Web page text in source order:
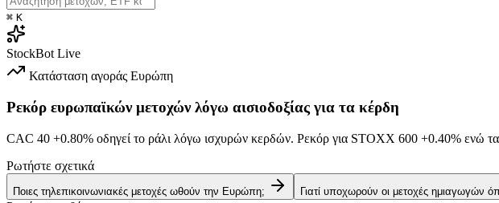
⌘ K
StockBot Live
Κατάσταση αγοράς Ευρώπη
Ρεκόρ ευρωπαϊκών μετοχών λόγω αισιοδοξίας για τα κέρδη
CAC 40 +0.80% οδηγεί το ράλι λόγω ισχυρών κερδών. Ρεκόρ για STOXX 600 +0.40% ενώ
Ρωτήστε σχετικά
Ποιες τηλεπικοινωνιακές μετοχές ωθούν την Ευρώπη; Γιατί υποχωρούν οι μετοχές ημιαγωγών